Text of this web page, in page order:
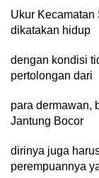
Ukur
dikatakan hidup
dengan kondisi
pertolongan dari
para dermawan,
Jantung Bocor
dirinya juga
perempuannya